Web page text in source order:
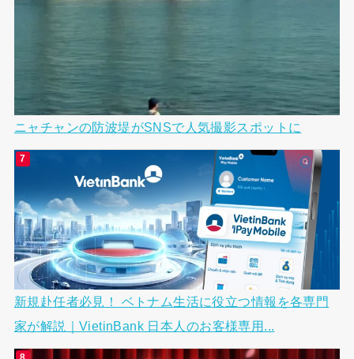
ニャチャンの防波堤がSNSで人気撮影スポットに
新規赴任者必見！ ベトナム生活に役立つ情報を各専門
家が解説｜VietinBank 日本人のお客様専用...